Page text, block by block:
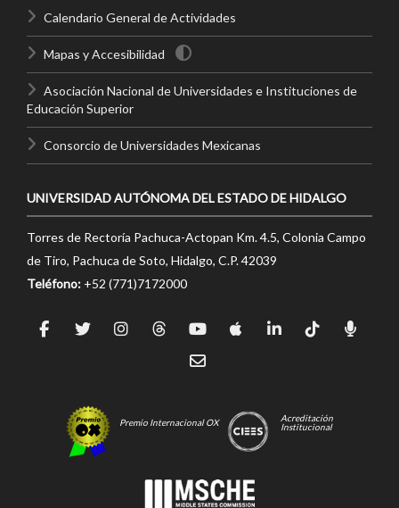
Calendario General de Actividades
Mapas y Accesibilidad
Asociación Nacional de Universidades e Instituciones de
Educación Superior
Consorcio de Universidades Mexicanas
UNIVERSIDAD AUTÓNOMA DEL ESTADO DE HIDALGO
Torres de Rectoría Pachuca-Actopan Km. 4.5, Colonia Campo
de Tiro, Pachuca de Soto, Hidalgo, C.P. 42039
Teléfono: +52 (771)7172000
Premio Internacional OX
Acreditación
Institucional